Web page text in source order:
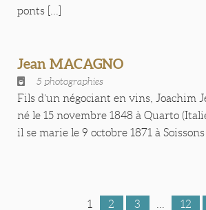
ponts [...]
Jean MACAGNO
5 photographies
Fils d’un négociant en vins, Joachim
né le 15 novembre 1848 à Quarto
il se marie le 9 octobre 1871 à Soissons
1 2 3 12